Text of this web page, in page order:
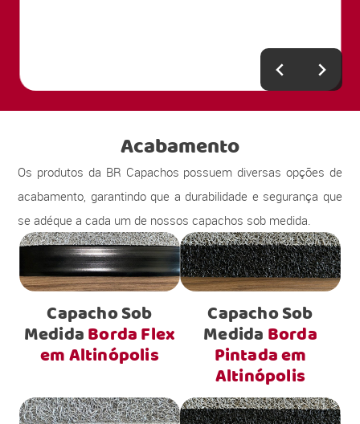
Acabamento
Os produtos da BR Capachos possuem diversas opções de
acabamento, garantindo que a durabilidade e segurança que
se adéque a cada um de nossos capachos sob medida.
Capacho Sob
MedidaBorda Flex
em Altinópolis
Capacho Sob
Medida Borda
Pintada em
Altinópolis